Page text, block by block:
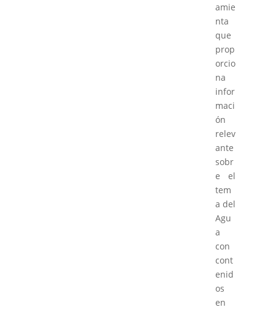
amie
nta
que
prop
orcio
na
infor
maci
ón
relev
ante
sobr
e el
tem
a del
Agu
a
con
cont
enid
os
en